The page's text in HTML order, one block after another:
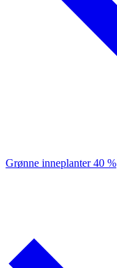
Grønne inneplanter40 %